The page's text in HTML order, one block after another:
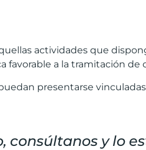
actividades que
a la tramitación de
presentarse
consúltanos y lo